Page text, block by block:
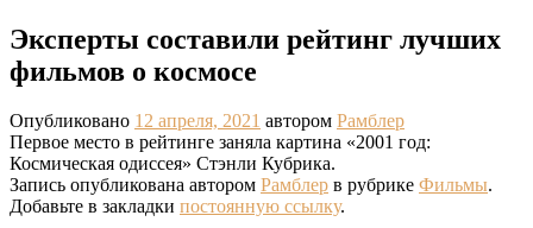
Эксперты составили рейтинг лучших
фильмов о космосе
Опубликовано 12 апреля, 2021 автором Рамблер
Первое место в рейтинге заняла картина «2001 год:
Космическая одиссея» Стэнли Кубрика.
Запись опубликована автором Рамблер в рубрике Фильмы.
Добавьте в закладки постоянную ссылку.